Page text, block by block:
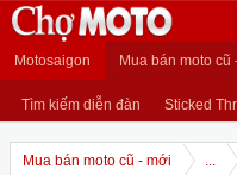
Motosaigon Mua bán moto cũ
Tìm kiếm diễn đàn Sticked
Mua bán moto cũ - mới ...